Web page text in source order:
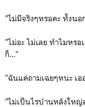
"ไม่มีจริงๆหรอคะ ทั้งนอ
"ไม่อะ ไม่เลย ทำไมหรอ
ก็..."
"ฉันแค่ถามเฉยๆหนะ เ
"ไม่เป็นไรบ้านหลังใหญ่